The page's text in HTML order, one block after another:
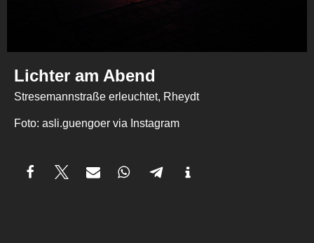
Lichter am Abend
Stresemannstraße erleuchtet, Rheydt
Foto: asli.guengoer via Instagram